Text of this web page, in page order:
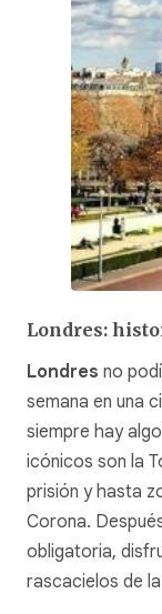
Londres:
Londres no
semana en una
siempre hay
icónicos son la
prisión y hasta
Corona.
obligatoria,
rascacielos de